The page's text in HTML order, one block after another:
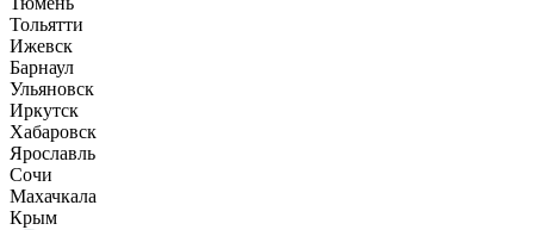
Тольятти
Ижевск
Барнаул
Ульяновск
Иркутск
Хабаровск
Ярославль
Сочи
Махачкала
Крым